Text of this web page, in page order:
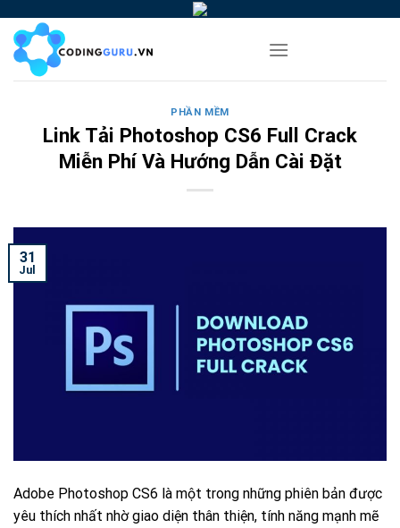
content
PHẦN MỀM
Link Tải Photoshop CS6 Full Crack
Miễn Phí Và Hướng Dẫn Cài Đặt
31
Jul
Adobe Photoshop CS6 là một trong những phiên bản được
yêu thích nhất nhờ giao diện thân thiện, tính năng mạnh mẽ